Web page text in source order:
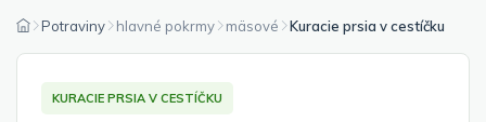
Potraviny hlavné pokrmy mäsové Kuracie prsia v cestíčku
KURACIE PRSIA V CESTÍČKU